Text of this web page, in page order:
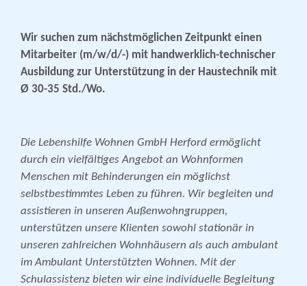
Wir suchen zum nächstmöglichen Zeitpunkt einen
Mitarbeiter (m/w/d/-) mit handwerklich-technischer
Ausbildung zur Unterstützung in der Haustechnik mit
Ø 30-35 Std./Wo.
Die Lebenshilfe Wohnen GmbH Herford ermöglicht
durch ein vielfältiges Angebot an Wohnformen
Menschen mit Behinderungen ein möglichst
selbstbestimmtes Leben zu führen. Wir begleiten und
assistieren in unseren Außenwohngruppen,
unterstützen unsere Klienten sowohl stationär in
unseren zahlreichen Wohnhäusern als auch ambulant
im Ambulant Unterstützten Wohnen. Mit der
Schulassistenz bieten wir eine individuelle Begleitung